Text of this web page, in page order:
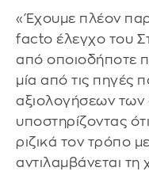
«Έχουμε πλέον
facto έλεγχο του
από οποιοδήποτε
μία από τις πηγές
αξιολογήσεων των
υποστηρίζοντας
ριζικά τον τρόπο
αντιλαμβάνεται